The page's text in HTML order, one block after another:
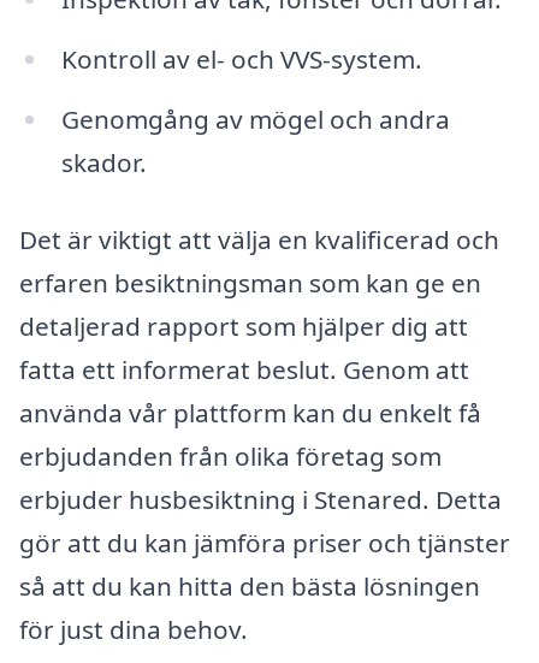
Kontroll av el- och VVS-system.
Genomgång av mögel och andra
skador.
Det är viktigt att välja en kvalificerad och
erfaren besiktningsman som kan ge en
detaljerad rapport som hjälper dig att
fatta ett informerat beslut. Genom att
använda vår plattform kan du enkelt få
erbjudanden från olika företag som
erbjuder husbesiktning i Stenared. Detta
gör att du kan jämföra priser och tjänster
så att du kan hitta den bästa lösningen
för just dina behov.